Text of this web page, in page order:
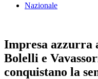
Nazionale
Impresa azzurra
Bolelli e
conquistano la